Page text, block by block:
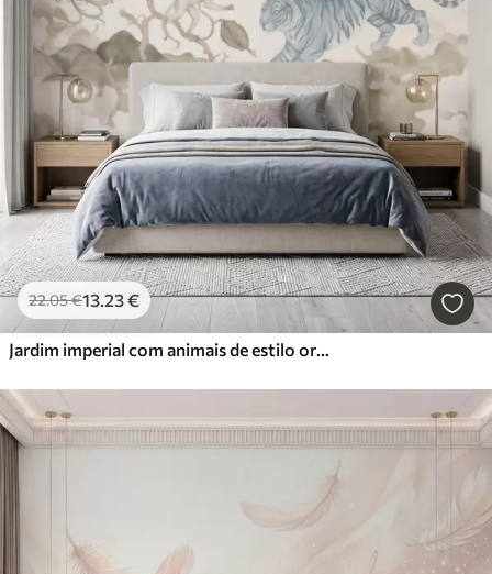
22.05€13.23€
Jardim imperial com animais de estilo oriental — macaco, leopardo, tigre, pavão e garça